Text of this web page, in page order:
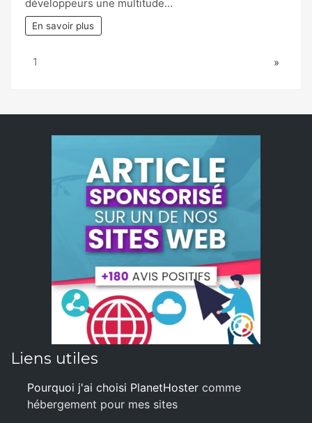
développeurs une multitude…
En savoir plus
Page:
1 Next
»
Liens utiles
Pourquoi j'ai choisi PlanetHoster comme
hébergement pour mes sites